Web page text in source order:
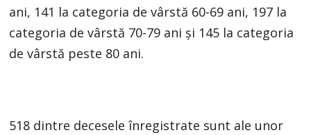
ani, 141 la categoria de vârstă 60-69 ani, 197 la
categoria de vârstă 70-79 ani și 145 la categoria
de vârstă peste 80 ani.
518 dintre decesele înregistrate sunt ale unor